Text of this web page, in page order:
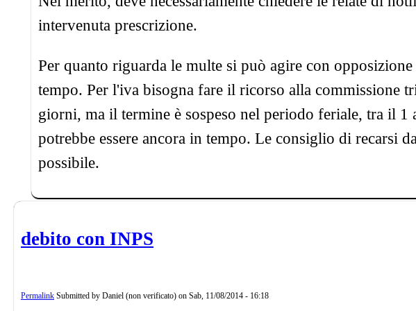
intervenuta prescrizione.
Per quanto riguarda le multe si può agire con
tempo. Per l'iva bisogna fare il ricorso alla commissione
giorni, ma il termine è sospeso nel periodo feriale, tra il 1
potrebbe essere ancora in tempo. Le consiglio di recarsi
possibile.
debito con INPS
Permalink Submitted by Daniel (non verificato) on Sab, 11/08/2014 - 16:18